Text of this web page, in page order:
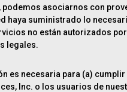
asociarnos con
suministrado lo
no están autorizados
legales.
es necesaria para (a)
Inc. o los usuarios de